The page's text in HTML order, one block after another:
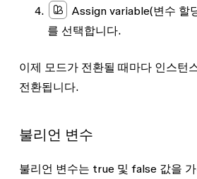
Assign variable(변수 할
를 선택합니다.
이제 모드가 전환될 때마다 인스턴
전환됩니다.
불리언 변수
불리언 변수는 true 및 false 값을